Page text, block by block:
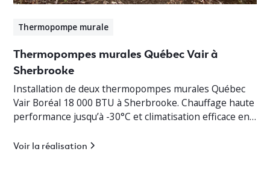
Thermopompe murale
Thermopompes murales Québec Vair à
Sherbrooke
Installation de deux thermopompes murales Québec
Vair Boréal 18 000 BTU à Sherbrooke. Chauffage haute
performance jusqu’à -30°C et climatisation efficace en
Voir la réalisation